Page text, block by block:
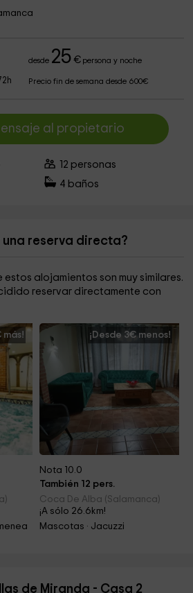
desde 25 €persona y noche
Precio fin de semana desde 600€
al propietario
12 personas
4 baños
reserva directa?
alojamientos son muy similares.
reservar directamente con
más! ¡Desde 3€ menos!
Nota 10.0
También 12 pers.
Coca De Alba (Salamanca)
¡A sólo 26.6km!
Mascotas · Jacuzzi
de Miranda - Casa 2